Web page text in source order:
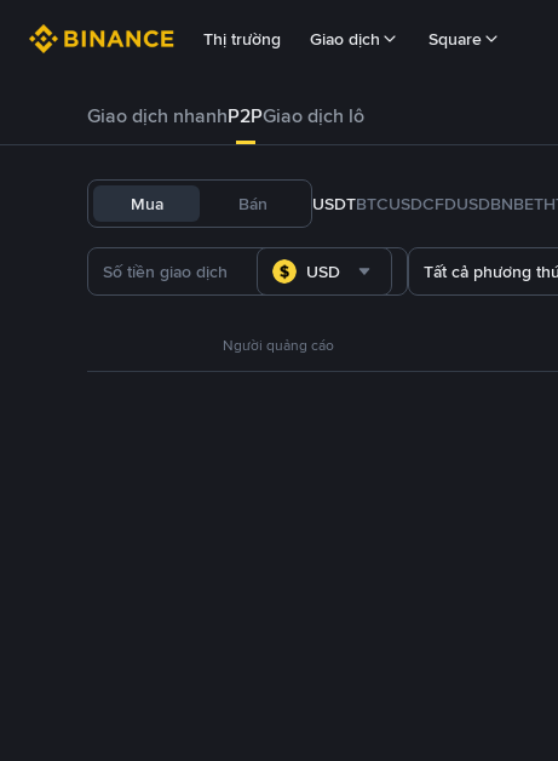
Thị trường Giao dịch Square
Giao dịch nhanhP2PGiao dịch lô
Mua Bán USDTBTCUSDCFDUSDBNBETH
USD Tất cả phương
Người quảng cáo